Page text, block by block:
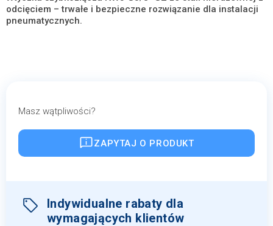
odcięciem – trwałe i bezpieczne rozwiązanie dla instalacji
pneumatycznych.
Masz wątpliwości?
ZAPYTAJ O PRODUKT
Indywidualne rabaty dla
wymagających klientów